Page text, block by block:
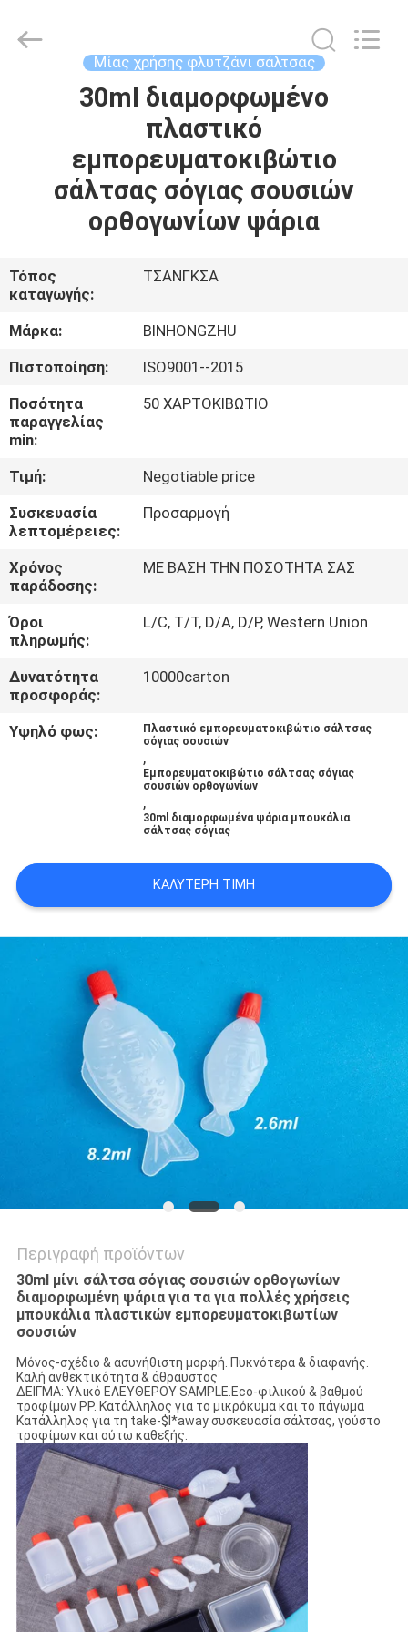
ΠΡΟΪΌΝΤΑ
ΠΕΡΊΠΟΥ
ΓΎΡΟΣ
ΕΡΓΟΣΤΑΣΊΩΝ
ΠΟΙΟΤΙΚΌΣ
ΈΛΕΓΧΟΣ
ΜΑΣ
ΕΛΆΤΕ
ΣΕ
ΕΠΑΦΉ
ΜΕ
ΕΙΔΉΣΕΙΣ
SITEMAP
and
Export
Μίας χρήσης φλυτζάνι σάλτσας
30ml διαμορφωμένο
πλαστικό
εμπορευματοκιβώτιο
σάλτσας σόγιας σουσιών
ορθογωνίων ψάρια
Τόπος
καταγωγής:
ΤΣΑΝΓΚΣΑ
Μάρκα:
BINHONGZHU
Πιστοποίηση:
ISO9001--2015
Ποσότητα
παραγγελίας
min:
50 ΧΑΡΤΟΚΙΒΩΤΙΟ
Τιμή:
Negotiable price
Συσκευασία
λεπτομέρειες:
Προσαρμογή
Χρόνος
παράδοσης:
ΜΕ ΒΑΣΗ ΤΗΝ ΠΟΣΟΤΗΤΑ ΣΑΣ
Όροι
πληρωμής:
L/C, T/T, D/A, D/P, Western Union
Δυνατότητα
προσφοράς:
10000carton
Υψηλό φως:
Πλαστικό εμπορευματοκιβώτιο σάλτσας
σόγιας σουσιών
,
Εμπορευματοκιβώτιο σάλτσας σόγιας
σουσιών ορθογωνίων
,
30ml διαμορφωμένα ψάρια μπουκάλια
σάλτσας σόγιας
ΚΑΛΎΤΕΡΗ ΤΙΜΉ
Περιγραφή προϊόντων
30ml μίνι σάλτσα σόγιας σουσιών ορθογωνίων
διαμορφωμένη ψάρια για τα για πολλές χρήσεις
μπουκάλια πλαστικών εμπορευματοκιβωτίων
σουσιών
Μόνος-σχέδιο & ασυνήθιστη μορφή. Πυκνότερα & διαφανής.
Καλή ανθεκτικότητα & άθραυστος
ΔΕΙΓΜΑ: Υλικό ΕΛΕΥΘΕΡΟΥ SAMPLE.Eco-φιλικού & βαθμού
τροφίμων PP. Κατάλληλος για το μικρόκυμα και το πάγωμα
Κατάλληλος για τη take-$l*away συσκευασία σάλτσας, γούστο
τροφίμων και ούτω καθεξής.